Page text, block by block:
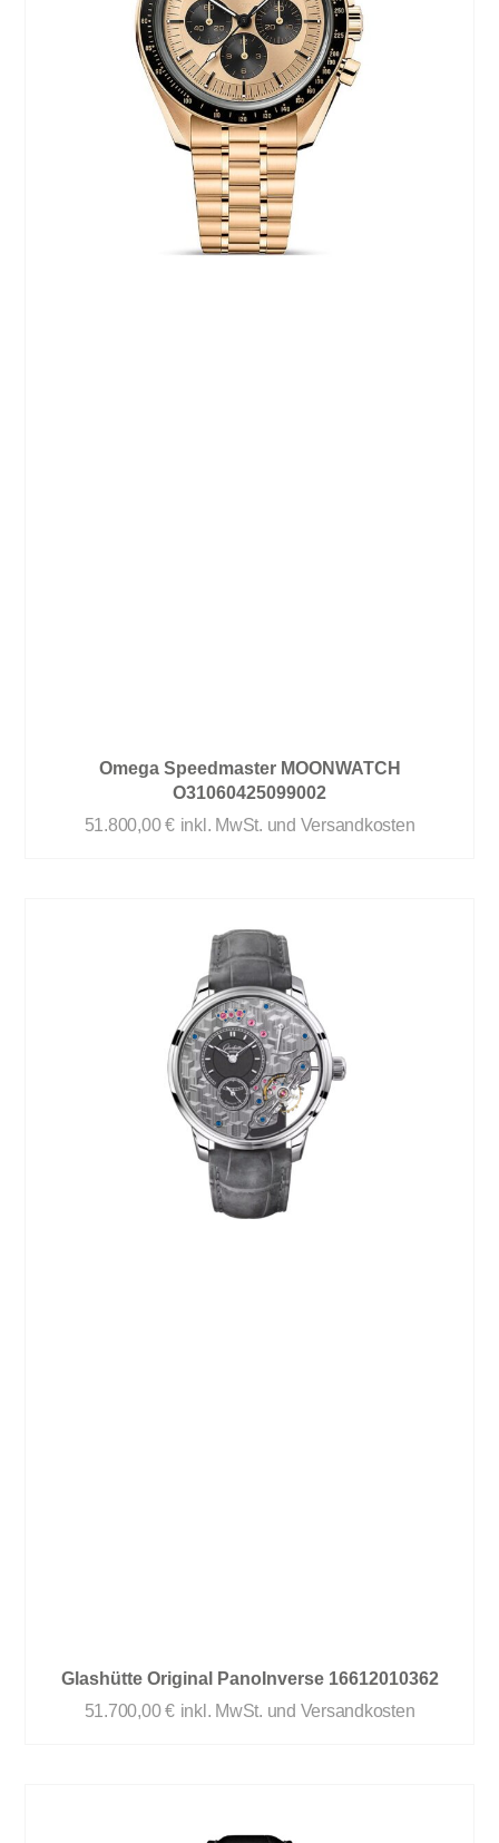
Omega Speedmaster MOONWATCH
O31060425099002
51.800,00€ inkl. MwSt. und Versandkosten
Glashütte Original PanoInverse 16612010362
51.700,00€ inkl. MwSt. und Versandkosten